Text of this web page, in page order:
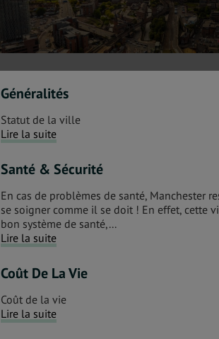
Généralités
Statut de la ville
Lire la suite
Santé & Sécurité
En cas de problèmes de santé, Manchester
se soigner comme il se doit ! En effet, cette
bon système de santé,...
Lire la suite
Coût De La Vie
Coût de la vie
Lire la suite